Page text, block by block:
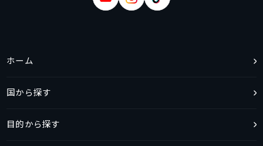
ホーム
国から探す
目的から探す